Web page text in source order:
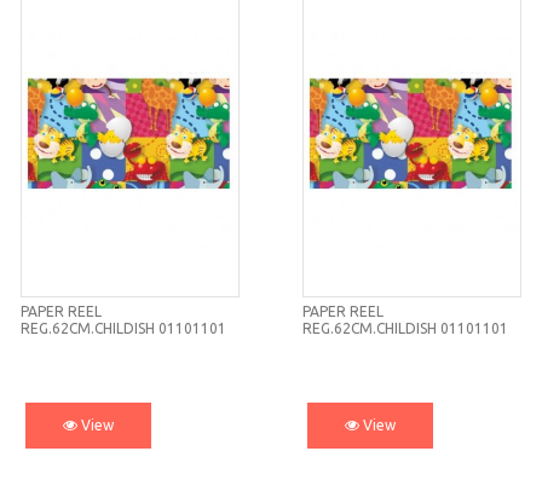
PAPER REEL
REG.62CM.CHILDISH 01101101
View
PAPER REEL
REG.62CM.CHILDISH 01101101
View